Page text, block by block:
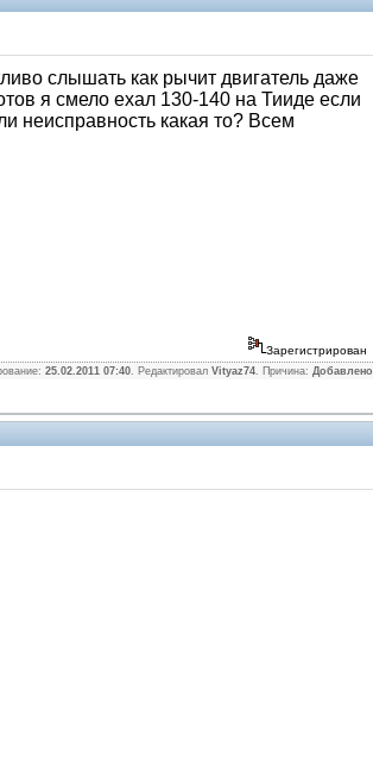
слышать как рычит двигатель даже
я смело ехал 130-140 на Тииде если
неисправность какая то? Всем
Зарегистрирован
25.02.2011 07:40. Редактировал Vityaz74. Причина: Добавлено